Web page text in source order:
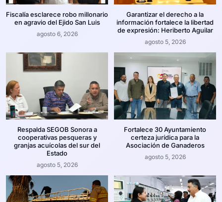
Fiscalía esclarece robo millonario
en agravio del Ejido San Luis
agosto 6, 2026
Garantizar el derecho a la
información fortalece la libertad
de expresión: Heriberto Aguilar
agosto 5, 2026
Respalda SEGOB Sonora a
cooperativas pesqueras y
granjas acuícolas del sur del
Estado
agosto 5, 2026
Fortalece 30 Ayuntamiento
certeza jurídica para la
Asociación de Ganaderos
agosto 5, 2026